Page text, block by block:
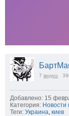
7 видео
Добавлено: 15
Категория: Новости
Теги: Украина киев